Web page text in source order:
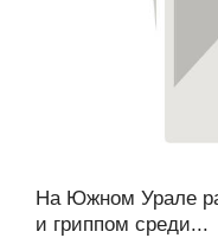
На Южном Урале
и гриппом среди...